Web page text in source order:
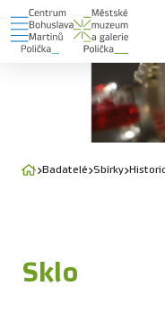
Badatelé Sbírky
Sklo